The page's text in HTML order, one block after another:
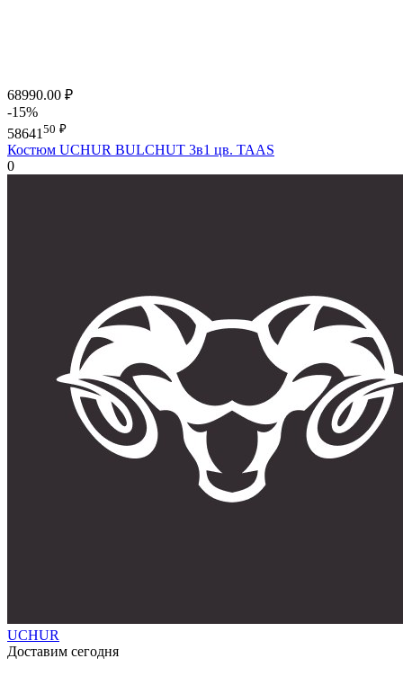
68990.00 ₽
-15%
58641 50 ₽
Костюм UCHUR BULCHUT 3в1 цв. TAAS
0
UCHUR
Доставим сегодня